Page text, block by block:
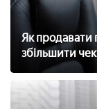
Як продавати
збільшити чек